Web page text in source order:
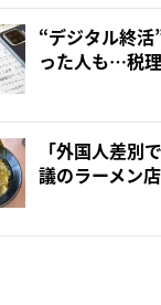
“デジタル終
った人も…税
「外国人差別
議のラーメン